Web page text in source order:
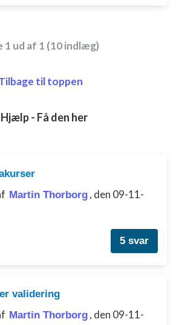
1 ud af 1 (10 indlæg)
til toppen
- Få den her
Martin Thorborg , den 09-11-
5 svar
validering
Martin Thorborg , den 09-11-
baseret på aktivt